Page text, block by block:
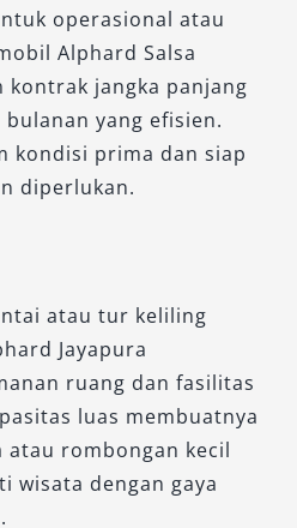
operasional atau
Alphard Salsa
kontrak jangka panjang
yang efisien.
kondisi prima dan siap
diperlukan.
atau tur keliling
Jayapura
ruang dan fasilitas
luas membuatnya
rombongan kecil
wisata dengan gaya